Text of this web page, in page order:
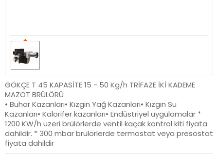
GÖKÇE T 45 KAPASİTE 15 - 50 Kg/h TRİFAZE İKİ KADEME
MAZOT BRÜLÖRÜ
• Buhar Kazanları• Kızgın Yağ Kazanları• Kızgın Su
Kazanları• Kalorifer kazanları• Endüstriyel uygulamalar *
1200 KW/h üzeri brülörlerde ventil kaçak kontrol kiti fiyata
dahildir. * 300 mbar brülörlerde termostat veya presostat
fiyata dahildir